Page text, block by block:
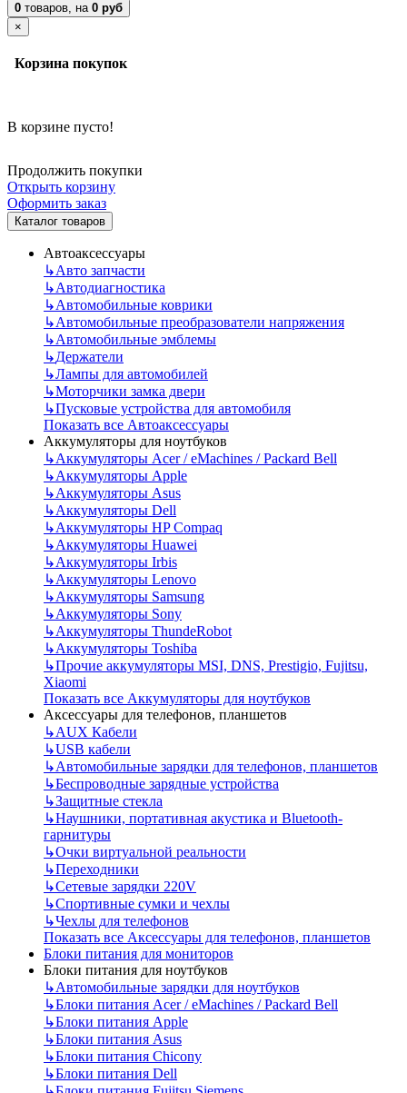
0 товаров, на 0 руб
×
Корзина покупок
В корзине пусто!
Продолжить покупки
Открыть корзину
Оформить заказ
Каталог товаров
Автоаксессуары
↳Авто запчасти
↳Автодиагностика
↳Автомобильные коврики
↳Автомобильные преобразователи напряжения
↳Автомобильные эмблемы
↳Держатели
↳Лампы для автомобилей
↳Моторчики замка двери
↳Пусковые устройства для автомобиля
Показать все Автоаксессуары
Аккумуляторы для ноутбуков
↳Аккумуляторы Acer / eMachines / Packard Bell
↳Аккумуляторы Apple
↳Аккумуляторы Asus
↳Аккумуляторы Dell
↳Аккумуляторы HP Compaq
↳Аккумуляторы Huawei
↳Аккумуляторы Irbis
↳Аккумуляторы Lenovo
↳Аккумуляторы Samsung
↳Аккумуляторы Sony
↳Аккумуляторы ThundeRobot
↳Аккумуляторы Toshiba
↳Прочие аккумуляторы MSI, DNS, Prestigio, Fujitsu,
Xiaomi
Показать все Аккумуляторы для ноутбуков
Аксессуары для телефонов, планшетов
↳AUX Кабели
↳USB кабели
↳Автомобильные зарядки для телефонов, планшетов
↳Беспроводные зарядные устройства
↳Защитные стекла
↳Наушники, портативная акустика и Bluetooth-
гарнитуры
↳Очки виртуальной реальности
↳Переходники
↳Сетевые зарядки 220V
↳Спортивные сумки и чехлы
↳Чехлы для телефонов
Показать все Аксессуары для телефонов, планшетов
Блоки питания для мониторов
Блоки питания для ноутбуков
↳Автомобильные зарядки для ноутбуков
↳Блоки питания Acer / eMachines / Packard Bell
↳Блоки питания Apple
↳Блоки питания Asus
↳Блоки питания Chicony
↳Блоки питания Dell